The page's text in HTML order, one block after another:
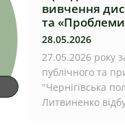
вивчення
та
28.05.2026
27.05.2026 року
публічного та
"Чернігівська
Литвиненко